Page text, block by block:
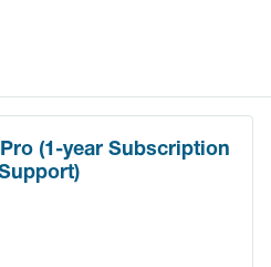
(1-year Subscription